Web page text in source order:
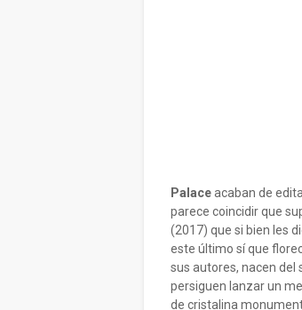
Palaceacaban de
parece coincidir que
(2017) que si bien les
este último sí que
sus autores, nacen del
persiguen lanzar un
de cristalina